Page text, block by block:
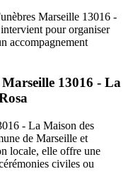
Marseille 13016 -
pour organiser
accompagnement
13016 - La
- La Maison des
de Marseille et
locale, elle offre une
civiles ou